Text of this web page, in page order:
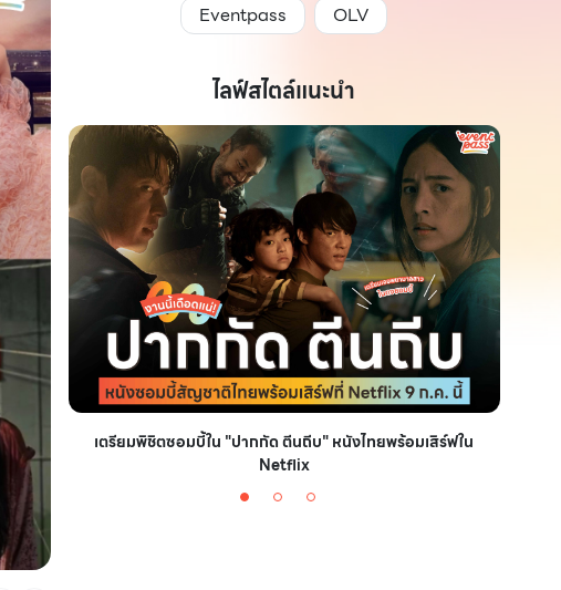
Eventpass
OLV
ไลฟ์สไตล์แนะนำ
เตรียมพิชิตซอมบี้ใน "ปากกัด ตีนถีบ" หนังไทยพร้อมเสิร์ฟใน
Netflix